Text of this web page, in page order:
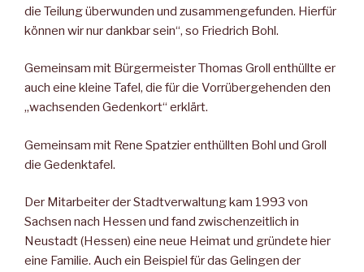
die Teilung überwunden und zusammengefunden. Hierfür
können wir nur dankbar sein“, so Friedrich Bohl.
Gemeinsam mit Bürgermeister Thomas Groll enthüllte er
auch eine kleine Tafel, die für die Vorrübergehenden den
„wachsenden Gedenkort“ erklärt.
Gemeinsam mit Rene Spatzier enthüllten Bohl und Groll
die Gedenktafel.
Der Mitarbeiter der Stadtverwaltung kam 1993 von
Sachsen nach Hessen und fand zwischenzeitlich in
Neustadt (Hessen) eine neue Heimat und gründete hier
eine Familie. Auch ein Beispiel für das Gelingen der